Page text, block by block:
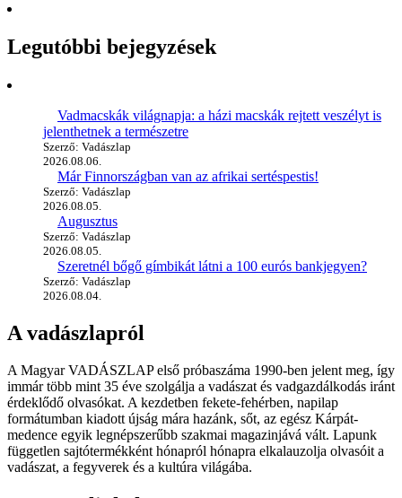
Legutóbbi bejegyzések
Vadmacskák világnapja: a házi macskák rejtett veszélyt is
jelenthetnek a természetre
Szerző: Vadászlap
2026.08.06.
Már Finnországban van az afrikai sertéspestis!
Szerző: Vadászlap
2026.08.05.
Augusztus
Szerző: Vadászlap
2026.08.05.
Szeretnél bőgő gímbikát látni a 100 eurós bankjegyen?
Szerző: Vadászlap
2026.08.04.
A vadászlapról
A Magyar VADÁSZLAP első próbaszáma 1990-ben jelent meg, így
immár több mint 35 éve szolgálja a vadászat és vadgazdálkodás iránt
érdeklődő olvasókat. A kezdetben fekete-fehérben, napilap
formátumban kiadott újság mára hazánk, sőt, az egész Kárpát-
medence egyik legnépszerűbb szakmai magazinjává vált. Lapunk
független sajtótermékként hónapról hónapra elkalauzolja olvasóit a
vadászat, a fegyverek és a kultúra világába.